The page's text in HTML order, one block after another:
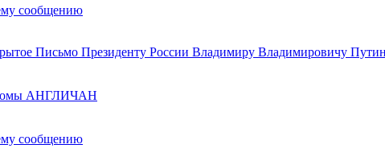
сообщению
Письмо Президенту России Владимиру Владимировичу
АНГЛИЧАН
сообщению